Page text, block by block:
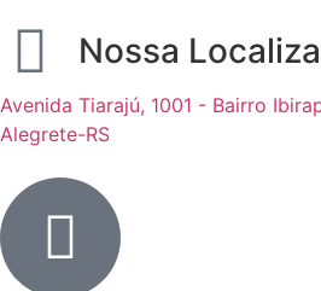
Nossa
Avenida Tiarajú, 1001 - Bairro
Alegrete-RS